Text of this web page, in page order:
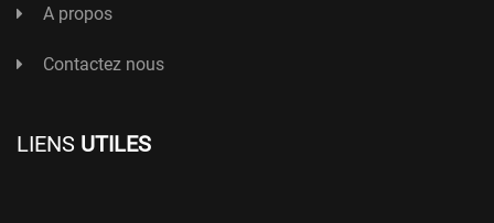
A propos
Contactez nous
LIENS UTILES